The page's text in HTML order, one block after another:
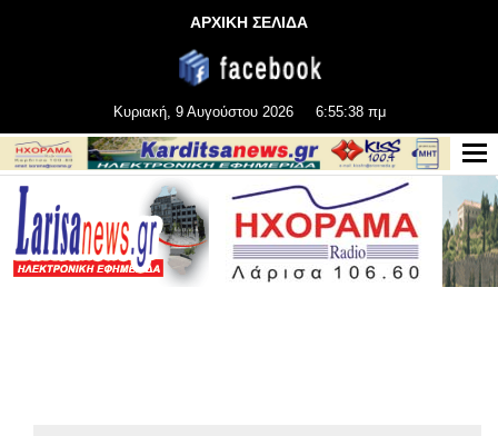
ΑΡΧΙΚΗ ΣΕΛΙΔΑ
Κυριακή, 9 Αυγούστου 2026 6:55:38 πμ